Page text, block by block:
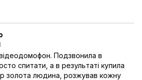
Подзвонила в
спитати, а в результаті купила
золота людина, розжував кожну